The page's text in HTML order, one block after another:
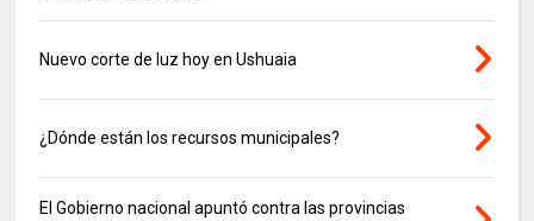
Nuevo corte de luz hoy en Ushuaia
¿Dónde están los recursos municipales?
El Gobierno nacional apuntó contra las provincias